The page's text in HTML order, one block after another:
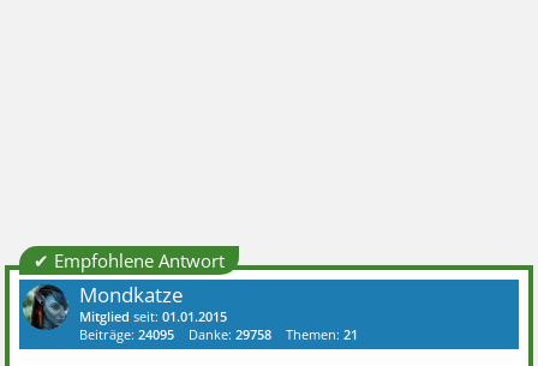
✔ Empfohlene Antwort
Mondkatze
Mitglied seit:01.01.2015
Beiträge:24095 Danke:29758 Themen:21